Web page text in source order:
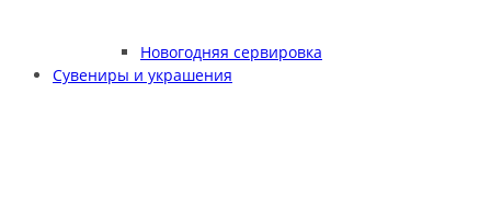
Новогодняя сервировка
Сувениры и украшения